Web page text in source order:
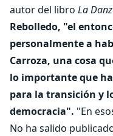
autor del libro La
Rebolledo, "el
personalmente a
Carroza, una cosa
lo importante que
para la transición y
democracia". "En
No ha salido